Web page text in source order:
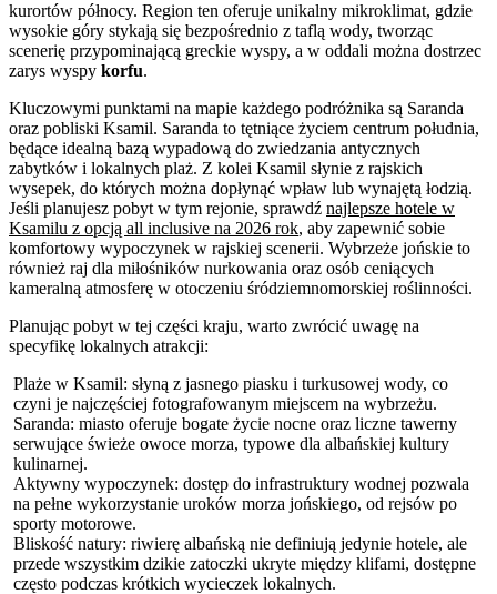
kurortów północy. Region ten oferuje unikalny mikroklimat, gdzie
wysokie góry stykają się bezpośrednio z taflą wody, tworząc
scenerię przypominającą greckie wyspy, a w oddali można dostrzec
zarys wyspy korfu.
Kluczowymi punktami na mapie każdego podróżnika są Saranda
oraz pobliski Ksamil. Saranda to tętniące życiem centrum południa,
będące idealną bazą wypadową do zwiedzania antycznych
zabytków i lokalnych plaż. Z kolei Ksamil słynie z rajskich
wysepek, do których można dopłynąć wpław lub wynajętą łodzią.
Jeśli planujesz pobyt w tym rejonie, sprawdź najlepsze hotele w
Ksamilu z opcją all inclusive na 2026 rok, aby zapewnić sobie
komfortowy wypoczynek w rajskiej scenerii. Wybrzeże jońskie to
również raj dla miłośników nurkowania oraz osób ceniących
kameralną atmosferę w otoczeniu śródziemnomorskiej roślinności.
Planując pobyt w tej części kraju, warto zwrócić uwagę na
specyfikę lokalnych atrakcji:
Plaże w Ksamil: słyną z jasnego piasku i turkusowej wody, co
czyni je najczęściej fotografowanym miejscem na wybrzeżu.
Saranda: miasto oferuje bogate życie nocne oraz liczne tawerny
serwujące świeże owoce morza, typowe dla albańskiej kultury
kulinarnej.
Aktywny wypoczynek: dostęp do infrastruktury wodnej pozwala
na pełne wykorzystanie uroków morza jońskiego, od rejsów po
sporty motorowe.
Bliskość natury: riwierę albańską nie definiują jedynie hotele, ale
przede wszystkim dzikie zatoczki ukryte między klifami, dostępne
często podczas krótkich wycieczek lokalnych.